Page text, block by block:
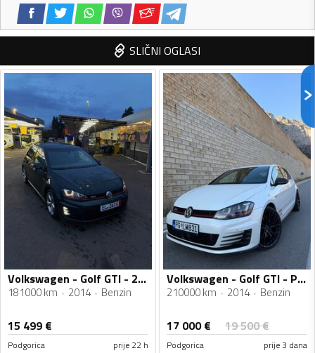
SLIČNI OGLASI
Volkswagen - Golf GTI - 2.0tsi
181000 km 2014 Benzin
15 499 €
Podgorica prije 22 h
Volkswagen - Golf GTI - Performance
210000 km 2014 Benzin
17 000€ 19 500€
Podgorica prije 3 dana